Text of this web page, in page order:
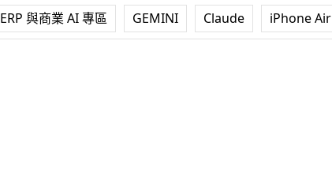
ERP 與商業 AI 專區 GEMINI Claude iPhone Air